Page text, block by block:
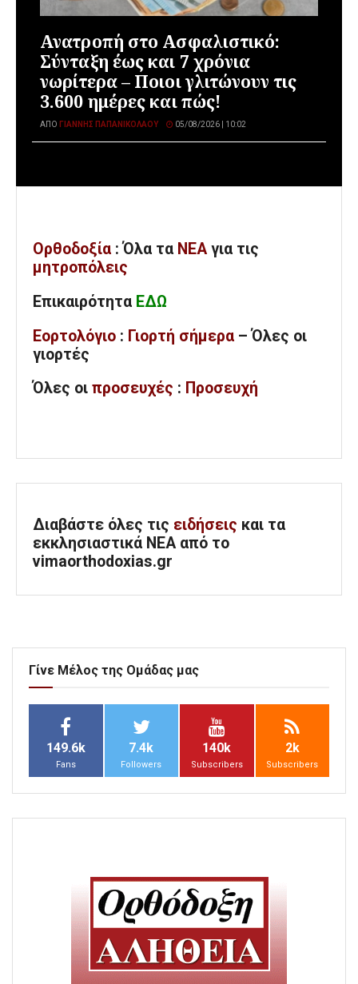
Ανατροπή στο Ασφαλιστικό:
Σύνταξη έως και 7 χρόνια
νωρίτερα – Ποιοι γλιτώνουν τις
3.600 ημέρες και πώς!
ΑΠΌ ΓΙΆΝΝΗΣ ΠΑΠΑΝΙΚΟΛΆΟΥ 05/08/2026 | 10:02
Ορθοδοξία : Όλα τα ΝΕΑ για τις
μητροπόλεις
Επικαιρότητα ΕΔΩ
Εορτολόγιο : Γιορτή σήμερα – Όλες οι
γιορτές
Όλες οι προσευχές : Προσευχή
Διαβάστε όλες τις ειδήσεις και τα
εκκλησιαστικά ΝΕΑ από το
vimaorthodoxias.gr
Γίνε Μέλος της Ομάδας μας
149.6k
Fans
7.4k
Followers
140k
Subscribers
2k
Subscribers